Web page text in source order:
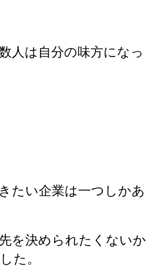
人は自分の味方になっ
たい企業は一つしかあ
を決められたくないか
た。